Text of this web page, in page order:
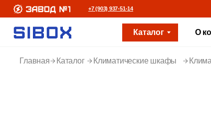
+7 (903) 937-51-14
О
Каталог
Главная Каталог Климатические шкафы